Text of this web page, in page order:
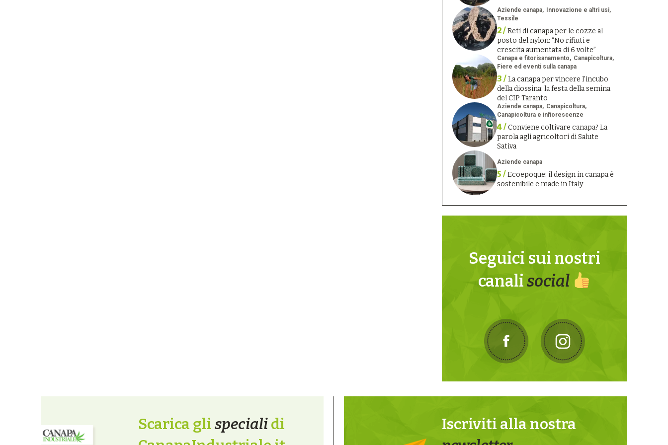
Aziende canapa
Innovazione e altri usi
Tessile
2 /Reti di canapa per le cozze al
posto del nylon: “No rifiuti e
crescita aumentata di 6 volte”
Canapa e fitorisanamento
Canapicoltura
Fiere ed eventi sulla canapa
3 /La canapa per vincere l’incubo
della diossina: la festa della semina
del CIP Taranto
Aziende canapa
Canapicoltura
Canapicoltura e infiorescenze
4 /Conviene coltivare canapa? La
parola agli agricoltori di Salute
Sativa
Aziende canapa
5 /Ecoepoque: il design in canapa è
sostenibile e made in Italy
Seguici sui nostri
canalisocial
Scarica glispecialidi
Iscriviti alla nostra